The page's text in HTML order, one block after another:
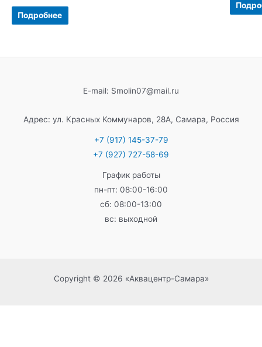
Оценка
5
Подробнее
5
E-mail: Smolin07@mail.ru
Адрес: ул. Красных Коммунаров, 28А, Самара, Россия
+7 (917) 145-37-79
+7 (927) 727-58-69
График работы
пн-пт: 08:00-16:00
сб: 08:00-13:00
вс: выходной
Copyright © 2026 «Аквацентр-Самара»